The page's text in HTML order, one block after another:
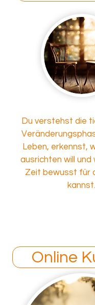
Du verstehst die
Leben, erkennst,
ausrichten will und
Zeit bewusst für
kannst.
Online